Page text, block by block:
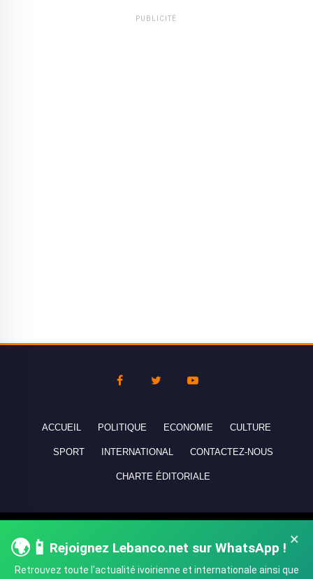
PUBLICITÉ
×
🌍📱 Rejoignez Lebanco.net sur WhatsApp !
Retrouvez toute l'actualité ivoirienne et internationale ainsi que
ACCUEIL POLITIQUE ECONOMIE CULTURE
SPORT INTERNATIONAL CONTACTEZ-NOUS
CHARTE ÉDITORIALE
réservés - All rights reserved.